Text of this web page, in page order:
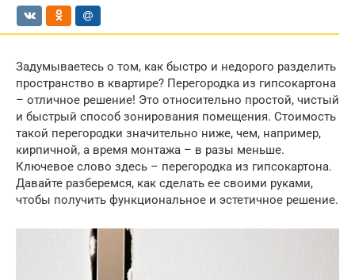
Задумываетесь о том, как быстро и недорого разделить
пространство в квартире? Перегородка из гипсокартона
– отличное решение! Это относительно простой, чистый
и быстрый способ зонирования помещения. Стоимость
такой перегородки значительно ниже, чем, например,
кирпичной, а время монтажа – в разы меньше.
Ключевое слово здесь – перегородка из гипсокартона.
Давайте разберемся, как сделать ее своими руками,
чтобы получить функциональное и эстетичное решение.